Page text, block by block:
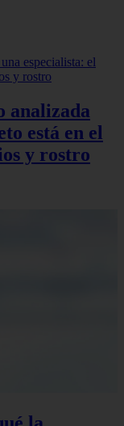
analizada
está en el
y rostro